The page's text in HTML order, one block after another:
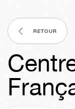
RETOUR